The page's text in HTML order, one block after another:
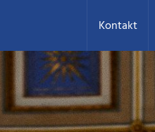
Kontakt